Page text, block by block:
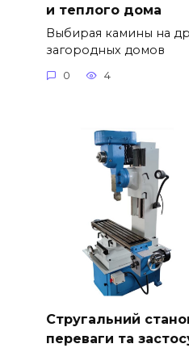
и теплого дома
Выбирая камины на
загородных домов
0 4
Стругальний
переваги та